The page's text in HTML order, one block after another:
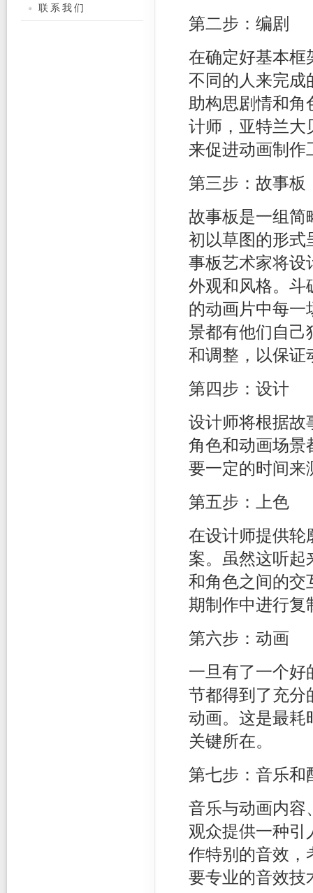
第二步：编剧
在确定好基本框
不同的人来完成
助构思剧情和
计师，亚特兰大
来促进动画制作
第三步：故事板
故事板是一组简
初以草图的形式
事板艺术家将设
外观和风格。斗
的动画片中每一
景都有他们自己
和调整，以保证
第四步：设计
设计师将根据故
角色和动画场景
要一定的时间来
第五步：上色
在设计师提供轮
案。虽然这听起
和角色之间的交
期制作中进行复
第六步：动画
一旦有了一个好
节都得到了充分
动画。这是最耗
关键所在。
第七步：音乐和
音乐与动画内容
观众提供一种引
作特别的音效，
要专业的音效技
联系我们